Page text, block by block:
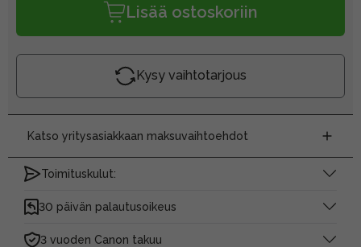
Lisää ostoskoriin
Kysy vaihtotarjous
Katso yritysasiakkaan maksuvaihtoehdot
Toimituskulut:
30 päivän palautusoikeus
3 vuoden Canon takuu